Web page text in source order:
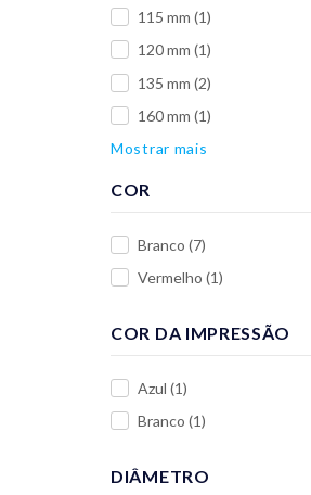
115 mm (1)
120 mm (1)
135 mm (2)
160 mm (1)
Mostrar mais
COR
Branco (7)
Vermelho (1)
COR DA IMPRESSÃO
Azul (1)
Branco (1)
DIÂMETRO